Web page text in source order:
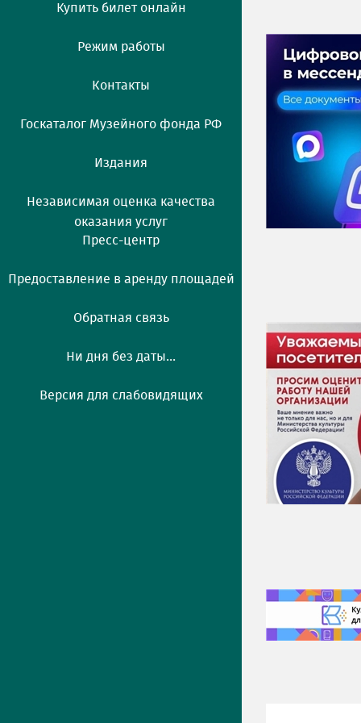
Купить билет онлайн
Режим работы
Контакты
Госкаталог Музейного фонда РФ
Издания
Независимая оценка качества
оказания услуг
Пресс-центр
Предоставление в аренду площадей
Обратная связь
Ни дня без даты...
Версия для слабовидящих